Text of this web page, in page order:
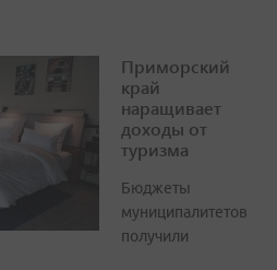
Приморский
край
наращивает
доходы от
туризма
Бюджеты
муниципалитетов
получили